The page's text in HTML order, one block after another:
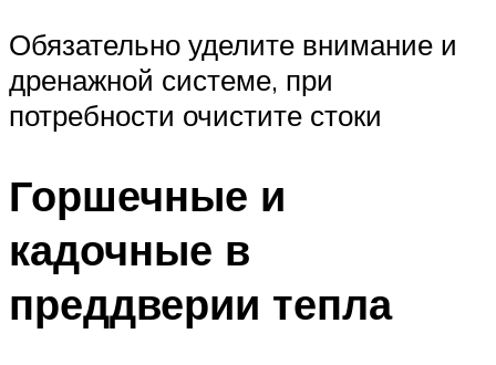
Обязательно уделите внимание и
дренажной системе, при
потребности очистите стоки
Горшечные и
кадочные в
преддверии тепла